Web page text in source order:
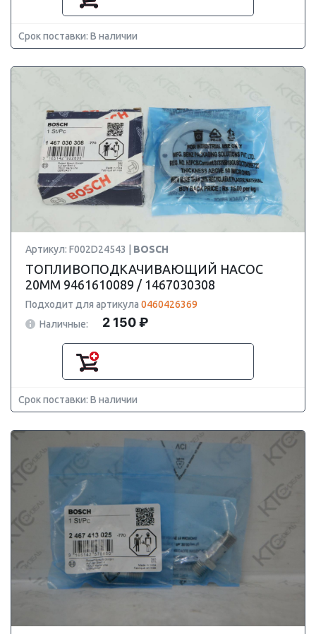
Срок поставки: В наличии
Артикул: F002D24543 | BOSCH
ТОПЛИВОПОДКАЧИВАЮЩИЙ НАСОС
20MM 9461610089 / 1467030308
Подходит для артикула 0460426369
Наличные:
2 150 ₽
Срок поставки: В наличии